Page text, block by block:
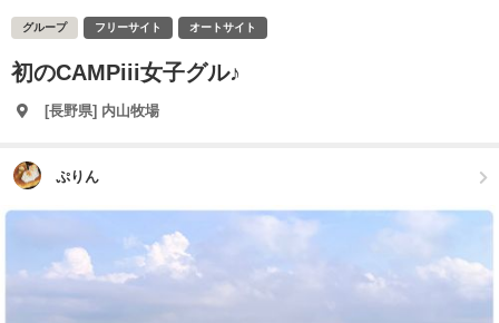
グループ フリーサイト オートサイト
初のCAMPiii女子グル♪
[長野県] 内山牧場
ぷりん